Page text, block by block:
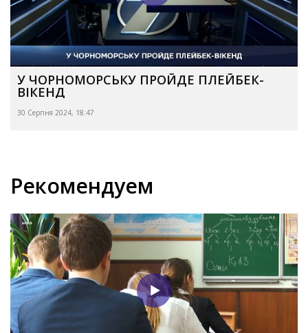
У ЧОРНОМОРСЬКУ ПРОЙДЕ ПЛЕЙБЕК-
ВІКЕНД
30 Серпня 2024, 18:47
Рекомендуем